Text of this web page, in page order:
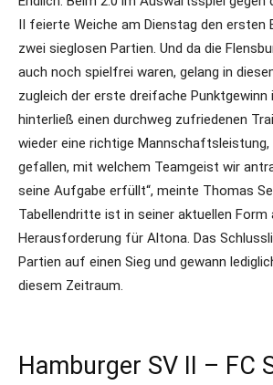
II feierte Weiche am Dienstag den ersten
zwei sieglosen Partien. Und da die
auch noch spielfrei waren, gelang in
zugleich der erste dreifache Punktgewinn
hinterließ einen durchweg zufriedenen
wieder eine richtige Mannschaftsleistung,
gefallen, mit welchem Teamgeist wir
seine Aufgabe erfüllt“, meinte Thomas
Tabellendritte ist in seiner aktuellen Form
Herausforderung für Altona. Das
Partien auf einen Sieg und gewann
diesem Zeitraum.
Hamburger SV II – FC